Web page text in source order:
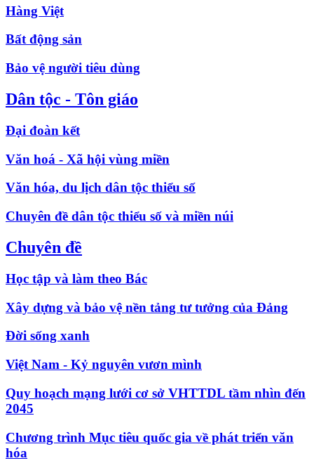
Hàng Việt
Bất động sản
Bảo vệ người tiêu dùng
Dân tộc - Tôn giáo
Đại đoàn kết
Văn hoá - Xã hội vùng miền
Văn hóa, du lịch dân tộc thiểu số
Chuyên đề dân tộc thiểu số và miền núi
Chuyên đề
Học tập và làm theo Bác
Xây dựng và bảo vệ nền tảng tư tưởng của Đảng
Đời sống xanh
Việt Nam - Kỷ nguyên vươn mình
Quy hoạch mạng lưới cơ sở VHTTDL tầm nhìn đến
2045
Chương trình Mục tiêu quốc gia về phát triển văn
hóa